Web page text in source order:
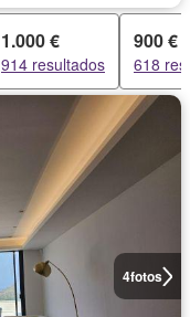
1.000 €
914 resultados
900 €
618
4fotos